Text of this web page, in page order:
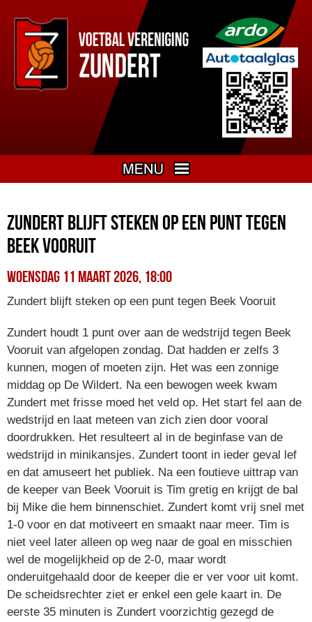
Zundert blijft steken op een punt tegen
Beek Vooruit
woensdag 11 maart 2026, 18:00
Zundert blijft steken op een punt tegen Beek Vooruit
Zundert houdt 1 punt over aan de wedstrijd tegen Beek
Vooruit van afgelopen zondag. Dat hadden er zelfs 3
kunnen, mogen of moeten zijn. Het was een zonnige
middag op De Wildert. Na een bewogen week kwam
Zundert met frisse moed het veld op. Het start fel aan de
wedstrijd en laat meteen van zich zien door vooral
doordrukken. Het resulteert al in de beginfase van de
wedstrijd in minikansjes. Zundert toont in ieder geval lef
en dat amuseert het publiek. Na een foutieve uittrap van
de keeper van Beek Vooruit is Tim gretig en krijgt de bal
bij Mike die hem binnenschiet. Zundert komt vrij snel met
1-0 voor en dat motiveert en smaakt naar meer. Tim is
niet veel later alleen op weg naar de goal en misschien
wel de mogelijkheid op de 2-0, maar wordt
onderuitgehaald door de keeper die er ver voor uit komt.
De scheidsrechter ziet er enkel een gele kaart in. De
eerste 35 minuten is Zundert voorzichtig gezegd de